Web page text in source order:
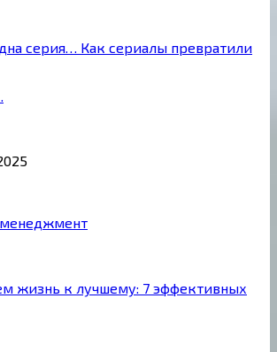
серия… Как сериалы превратили
жизнь к лучшему: 7 эффективных